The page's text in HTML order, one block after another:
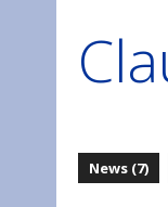
GLI ANNI DI
News (7)